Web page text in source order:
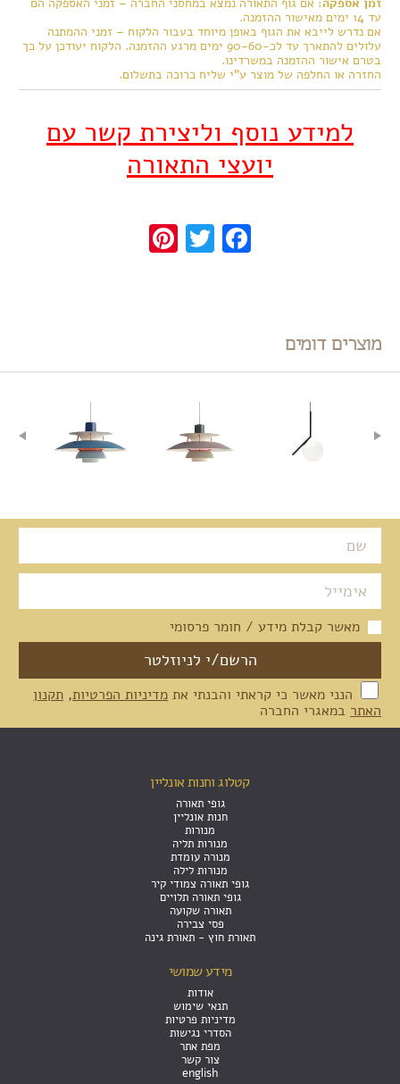
עד 14 ימים מאישור ההזמנה.
אם נדרש לייבא את הגוף באופן מיוחד בעבור הלקוח – זמני ההמתנה
עלולים להתארך עד לכ-90-60 ימים מרגע ההזמנה. הלקוח יעודכן על כך
בטרם אישור ההזמנה במשרדינו.
החזרה או החלפה של מוצר ע"י שליח כרוכה בתשלום.
למידע נוסף וליצירת קשר עם
יועצי התאורה
Facebook
Twitter
Pinterest
מוצרים דומים
מאשר קבלת מידע / חומר פרסומי
הנני מאשר כי קראתי והבנתי את מדיניות הפרטיות, תקנון
האתר במאגרי החברה
קטלוג וחנות אונליין
גופי תאורה
חנות אונליין
מנורות
מנורות תליה
מנורה עומדת
מנורות לילה
גופי תאורה צמודי קיר
גופי תאורה תלויים
תאורה שקועה
פסי צבירה
תאורת חוץ - תאורת גינה
מידע שמושי
אודות
תנאי שימוש
מדיניות פרטיות
הסדרי נגישות
מפת אתר
צור קשר
english